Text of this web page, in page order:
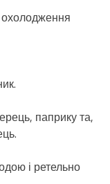
охолодження
паприку та,
і ретельно